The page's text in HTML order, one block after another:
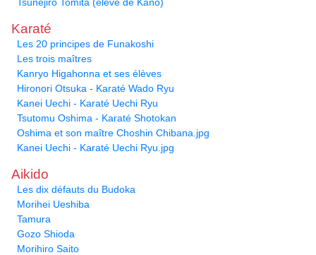
Karaté
Les 20 principes de Funakoshi
Les trois maîtres
Kanryo Higahonna et ses élèves
Hironori Otsuka - Karaté Wado Ryu
Kanei Uechi - Karaté Uechi Ryu
Tsutomu Oshima - Karaté Shotokan
Oshima et son maître Choshin Chibana.jpg
Kanei Uechi - Karaté Uechi Ryu.jpg
Aikido
Les dix défauts du Budoka
Morihei Ueshiba
Tamura
Gozo Shioda
Morihiro Saito